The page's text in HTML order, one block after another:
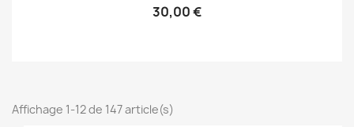
30,00 €
Affichage 1-12 de 147 article(s)